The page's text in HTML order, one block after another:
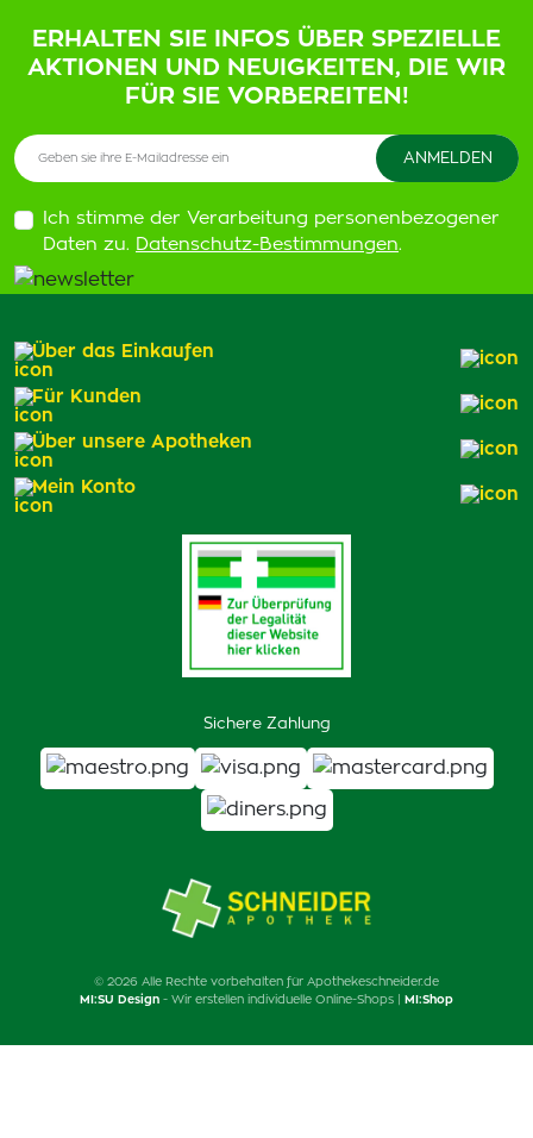
ERHALTEN SIE INFOS ÜBER SPEZIELLE
AKTIONEN UND NEUIGKEITEN, DIE WIR
FÜR SIE VORBEREITEN!
Ich stimme der Verarbeitung personenbezogener
Daten zu. Datenschutz-Bestimmungen.
Sichere Zahlung
Über das Einkaufen
Für Kunden
Über unsere Apotheken
Mein Konto
© 2026 Alle Rechte vorbehalten für Apothekeschneider.de
MI:SU Design - Wir erstellen individuelle Online-Shops | MI:Shop